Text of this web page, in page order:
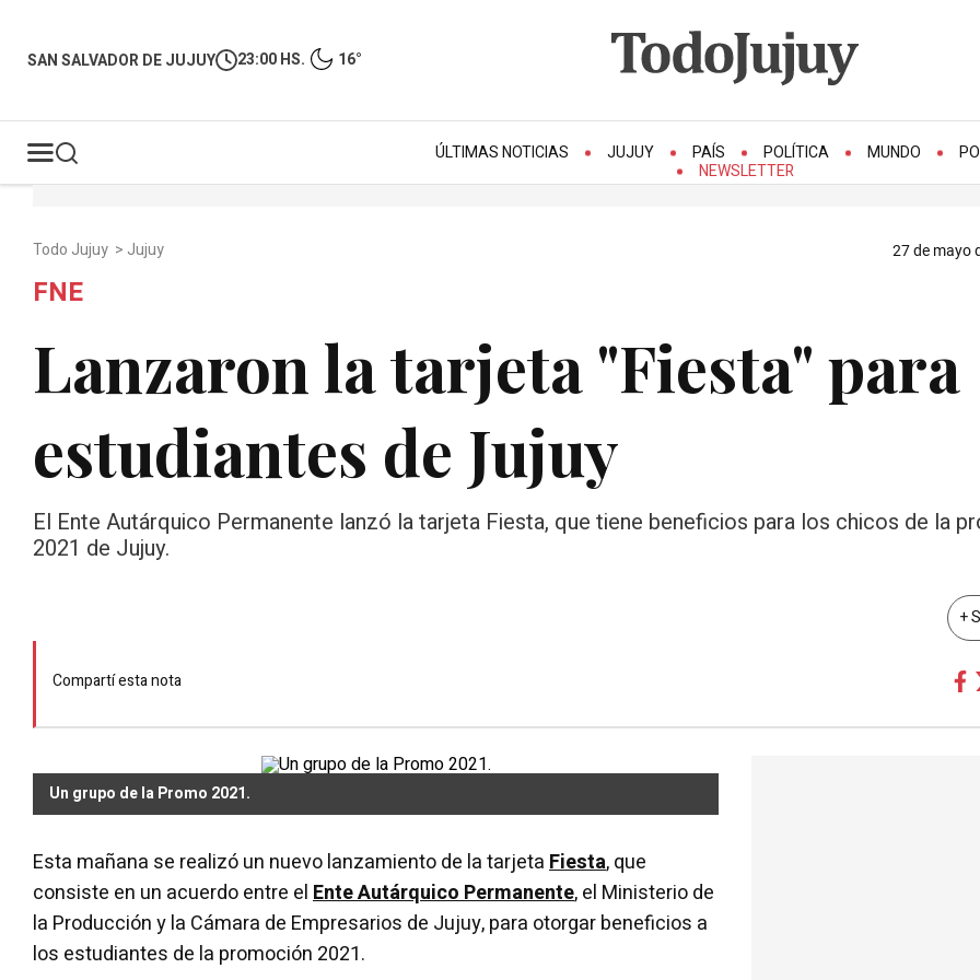
SAN SALVADOR DE JUJUY 23:00 HS. 16°
ÚLTIMAS NOTICIAS JUJUY PAÍS POLÍTICA MUNDO
NEWSLETTER
Todo Jujuy > Jujuy 27 de mayo
FNE
Lanzaron la tarjeta "Fiesta" para
estudiantes de Jujuy
El Ente Autárquico Permanente lanzó la tarjeta Fiesta, que tiene beneficios para los chicos de la
2021 de Jujuy.
+
Compartí esta nota
Un grupo de la Promo 2021.
Esta mañana se realizó un nuevo lanzamiento de la tarjetaFiesta, que
consiste en un acuerdo entre elEnte Autárquico Permanente, el Ministerio de
la Producción y la Cámara de Empresarios de Jujuy, para otorgar beneficios a
los estudiantes de la promoción 2021.